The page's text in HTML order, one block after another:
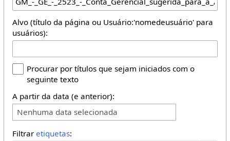
Alvo (título da página ou Usuário:'nomedeusuário' para
usuários):
Procurar por títulos que sejam iniciados com o
seguinte texto
A partir da data (e anterior):
Nenhuma data selecionada
Filtrar etiquetas: